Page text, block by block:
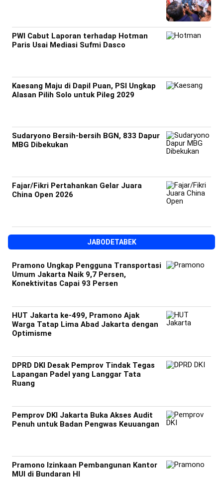
PWI Cabut Laporan terhadap Hotman
Paris Usai Mediasi Sufmi Dasco
Kaesang Maju di Dapil Puan, PSI Ungkap
Alasan Pilih Solo untuk Pileg 2029
Sudaryono Bersih-bersih BGN, 833 Dapur
MBG Dibekukan
Fajar/Fikri Pertahankan Gelar Juara
China Open 2026
JABODETABEK
Pramono Ungkap Pengguna Transportasi
Umum Jakarta Naik 9,7 Persen,
Konektivitas Capai 93 Persen
HUT Jakarta ke-499, Pramono Ajak
Warga Tatap Lima Abad Jakarta dengan
Optimisme
DPRD DKI Desak Pemprov Tindak Tegas
Lapangan Padel yang Langgar Tata
Ruang
Pemprov DKI Jakarta Buka Akses Audit
Penuh untuk Badan Pengwas Keuuangan
Pramono Izinkaan Pembangunan Kantor
MUI di Bundaran HI